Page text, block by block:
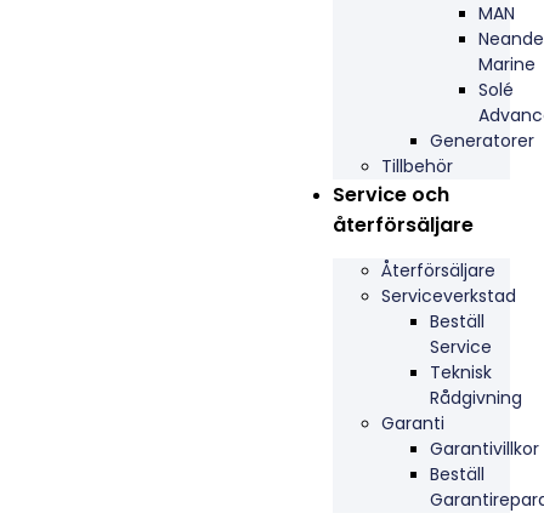
MAN
Marine
Solé
Generatorer
Tillbehör
Service och
återförsäljare
Återförsäljare
Serviceverkstad
Beställ
Service
Teknisk
Rådgivning
Garanti
Garantivillkor
Beställ